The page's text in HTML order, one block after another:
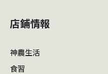
店鋪情報
神農生活
食習